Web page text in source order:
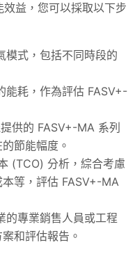
益，您可以採取以下步
模式，包括不同時段的
能耗，作為評估 FASV+-
供的 FASV+-MA 系列
節能幅度。
(TCO) 分析，綜合考慮
等，評估 FASV+-MA
的專業銷售人員或工程
和評估報告。